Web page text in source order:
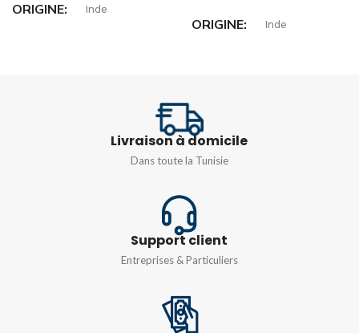
ORIGINE Inde
ORIGINE Inde
24 VDC
Livraison à domicile
Dans toute la Tunisie
Support client
Entreprises & Particuliers